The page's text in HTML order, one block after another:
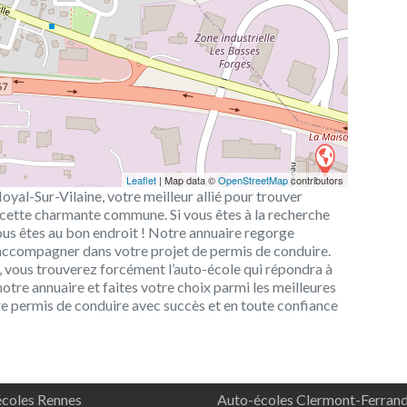
Leaflet | Map data ©OpenStreetMapcontributors
Sur-Vilaine, votre meilleur allié pour trouver
charmante commune. Si vous êtes à la recherche
êtes au bon endroit ! Notre annuaire regorge
dans votre projet de permis de conduire.
trouverez forcément l’auto-école qui répondra à
annuaire et faites votre choix parmi les meilleures
de conduire avec succès et en toute confiance
Rennes Auto-écoles Clermont-Ferrand